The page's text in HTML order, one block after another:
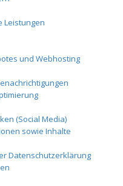
Leistungen
und Webhosting
(Social Media)
sowie Inhalte
Datenschutzerklärung